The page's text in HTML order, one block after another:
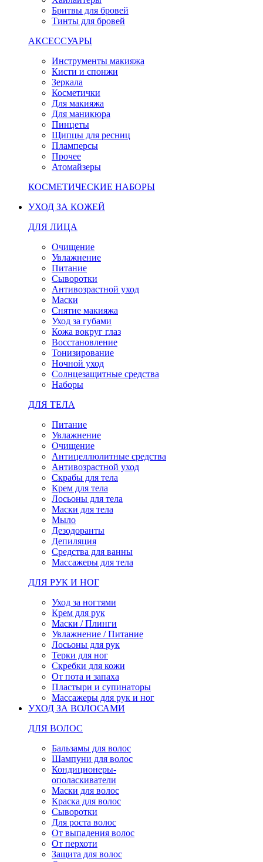
Бритвы для бровей
Тинты для бровей
АКСЕССУАРЫ
Инструменты макияжа
Кисти и спонжи
Зеркала
Косметички
Для макияжа
Для маникюра
Пинцеты
Щипцы для ресниц
Пламперсы
Прочее
Атомайзеры
КОСМЕТИЧЕСКИЕ НАБОРЫ
УХОД ЗА КОЖЕЙ
ДЛЯ ЛИЦА
Очищение
Увлажнение
Питание
Сыворотки
Антивозрастной уход
Маски
Снятие макияжа
Уход за губами
Кожа вокруг глаз
Восстановление
Тонизирование
Ночной уход
Солнцезащитные средства
Наборы
ДЛЯ ТЕЛА
Питание
Увлажнение
Очищение
Антицеллюлитные средства
Антивозрастной уход
Скрабы для тела
Крем для тела
Лосьоны для тела
Маски для тела
Мыло
Дезодоранты
Депиляция
Средства для ванны
Массажеры для тела
ДЛЯ РУК И НОГ
Уход за ногтями
Крем для рук
Маски / Плинги
Увлажнение / Питание
Лосьоны для рук
Терки для ног
Скребки для кожи
От пота и запаха
Пластыри и супинаторы
Массажеры для рук и ног
УХОД ЗА ВОЛОСАМИ
ДЛЯ ВОЛОС
Бальзамы для волос
Шампуни для волос
Кондиционеры-
ополаскиватели
Маски для волос
Краска для волос
Сыворотки
Для роста волос
От выпадения волос
От перхоти
Защита для волос